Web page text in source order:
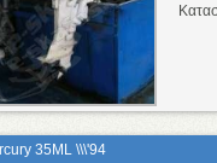
35ML \\\'94